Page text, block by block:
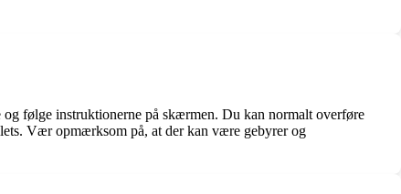
følge instruktionerne på skærmen. Du kan normalt overføre
Vær opmærksom på, at der kan være gebyrer og